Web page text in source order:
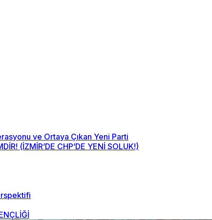
ve Ortaya Çıkan Yeni Parti
(İZMİR’DE CHP’DE YENİ SOLUK!)